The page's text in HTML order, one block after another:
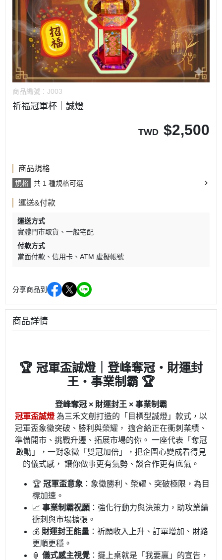
商品編號： J003
祈福冠軍杯｜誠燈
TWD $2,500
商品規格
規格 共 1 種規格可選
運送&付款
運送方式
實體門市取貨
一般宅配
付款方式
當面付款
信用卡 ATM 虛擬帳號
分享商品到
商品詳情
🏆 冠軍盃誠燈｜登峰奪冠・財運封
王・事業制霸 🏆
登峰奪冠 × 財運封王 × 事業制霸
冠軍盃誠燈為三禾文創打造的「目標型誠燈」款式，以
冠軍盃象徵突破、勝利與榮耀， 適合給正在衝刺業績、
準備開市、挑戰升遷、拓展市場的你。 一座代表「奪冠
啟動」，一對象徵「雙冠加倍」，把企圖心變成看得見
的儀式感， 讓你做事更有氣勢、談合作更有底氣。
🏆 冠軍盃意象 ：象徵勝利、榮耀、突破極限，為目
標加速。
📈 事業制霸祝願 ：強化行動力與決策力，助攻業績
衝刺與市場擴張。
💰 財運封王能量 ：祈願收入上升、訂單增加、財路
更順更穩。
🏮 儀式感主視覺 ：擺上桌就是「我要贏」的宣告，